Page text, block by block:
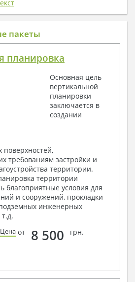
по проекту
планы с
конструкций
внешних отделок
– спецификация
– сечения и
узлы в конструкциях
по проекту
и расчеты фундаментов
– схемы расположения
перекрытий
на стены или Узлы
– схемы расположения
(приобретается по желанию
пакеты
планировка
Основная цель
вертикальной
планировки
заключается в
создании
требованиям застройки и
территории.
территории
благоприятные условия для
и сооружений, прокладки
инженерных
Цена от 8 500 грн.